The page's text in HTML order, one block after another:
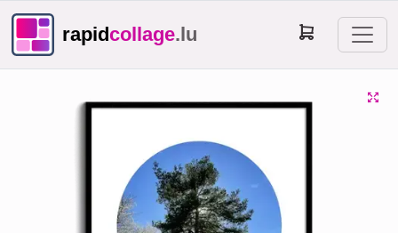
rapidcollage.lu